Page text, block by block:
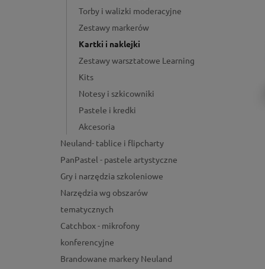
Torby i walizki moderacyjne
Zestawy markerów
Kartki i naklejki
Zestawy warsztatowe Learning
Kits
Notesy i szkicowniki
Pastele i kredki
Akcesoria
Neuland- tablice i flipcharty
PanPastel - pastele artystyczne
Gry i narzędzia szkoleniowe
Narzędzia wg obszarów
tematycznych
Catchbox - mikrofony
konferencyjne
Brandowane markery Neuland